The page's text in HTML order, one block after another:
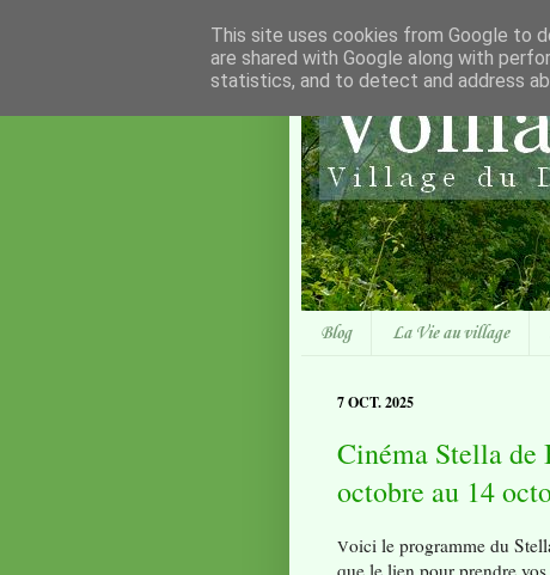
Blog La Vie au village
7 OCT. 2025
Cinéma Stella de
octobre au 14
Voici le programme du
This site uses cookies from Google to
are shared with Google along with
statistics, and to detect and address